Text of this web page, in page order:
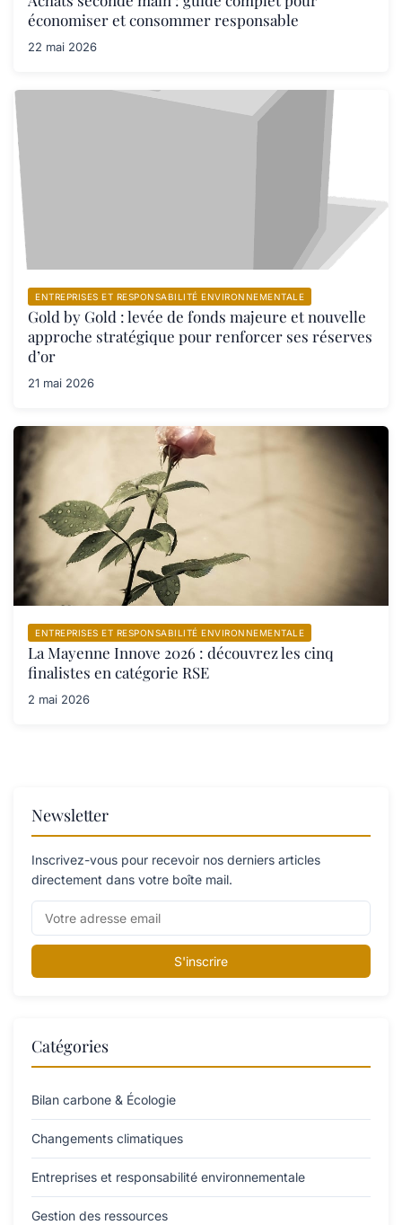
économiser et consommer responsable
22 mai 2026
ENTREPRISES ET RESPONSABILITÉ ENVIRONNEMENTALE
Gold by Gold : levée de fonds majeure et nouvelle
approche stratégique pour renforcer ses réserves
d’or
21 mai 2026
ENTREPRISES ET RESPONSABILITÉ ENVIRONNEMENTALE
La Mayenne Innove 2026 : découvrez les cinq
finalistes en catégorie RSE
2 mai 2026
Newsletter
Inscrivez-vous pour recevoir nos derniers articles
directement dans votre boîte mail.
S'inscrire
Catégories
Bilan carbone & Écologie
Changements climatiques
Entreprises et responsabilité environnementale
Gestion des ressources